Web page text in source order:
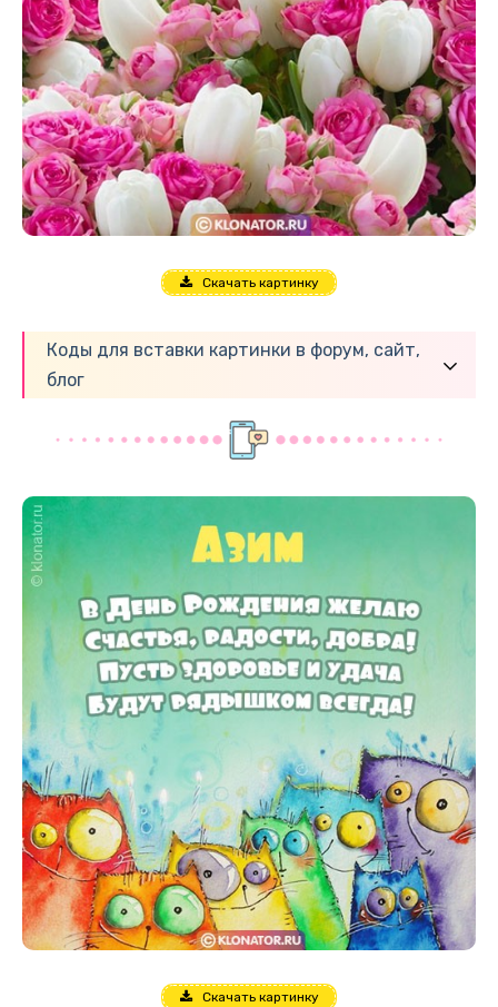
Скачать картинку
Коды для вставки картинки в форум, сайт,
блог
Скачать картинку